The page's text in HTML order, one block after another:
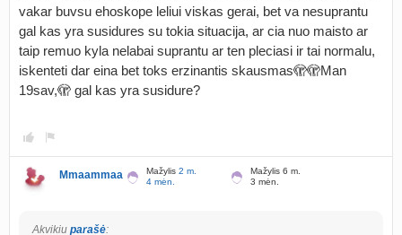
vakar buvsu ehoskope leliui viskas gerai, bet va nesuprantu
gal kas yra susidures su tokia situacija, ar cia nuo maisto ar
taip remuo kyla nelabai suprantu ar ten pleciasi ir tai normalu,
iskenteti dar eina bet toks erzinantis skausmas🫣🫣Man
19sav,🫣 gal kas yra susidure?
Mmaammaa Mažylis 2 m.
4 mėn.
Mažylis 6 m.
3 mėn.
Akvikiu parašė: